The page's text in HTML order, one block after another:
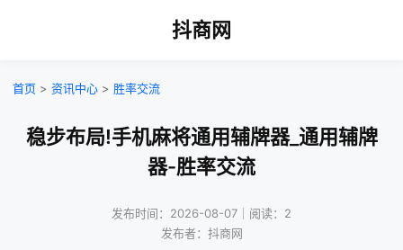
抖商网
首页 > 资讯中心 > 胜率交流
稳步布局!手机麻将通用辅牌器_通用辅牌
器-胜率交流
发布时间：2026-08-07｜阅读：2
发布者：抖商网